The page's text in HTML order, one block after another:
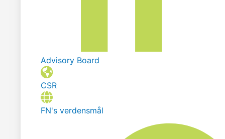
Advisory Board
CSR
FN's verdensmål